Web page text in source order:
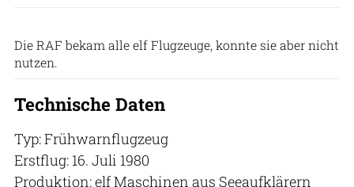
Die RAF bekam alle elf Flugzeuge, konnte sie aber nicht
nutzen.
Technische Daten
Typ: Frühwarnflugzeug
Erstflug: 16. Juli 1980
Produktion: elf Maschinen aus Seeaufklärern